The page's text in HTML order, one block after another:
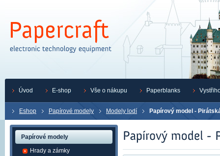
Eshop Papírové modely Modely lodí Papírový model -
Papírové modely
Hrady a zámky
Úvod E-shop Vše o nákupu Paperblanks